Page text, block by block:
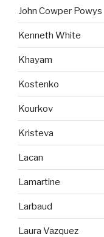
John Cowper Powys
Kenneth White
Khayam
Kostenko
Kourkov
Kristeva
Lacan
Lamartine
Larbaud
Laura Vazquez